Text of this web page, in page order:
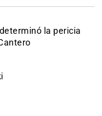
la pericia